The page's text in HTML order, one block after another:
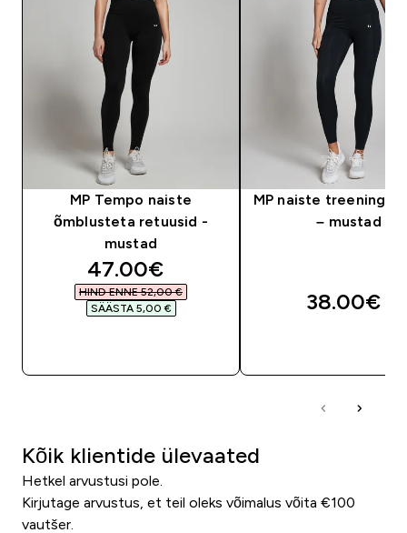
MP Tempo naiste
õmblusteta retuusid -
mustad
discounted price
47.00€‎
HIND ENNE 52,00 €‎
SÄÄSTA 5,00 €‎
MP naiste
– mustad
38.00€‎
Kõik klientide ülevaated
Hetkel arvustusi pole.
Kirjutage arvustus, et teil oleks võimalus võita €100
vautšer.